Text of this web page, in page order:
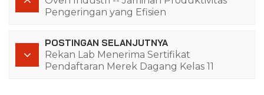
Pengeringan yang Efisien
POSTINGAN SELANJUTNYA
Rekan Lab Menerima Sertifikat
Pendaftaran Merek Dagang Kelas 11